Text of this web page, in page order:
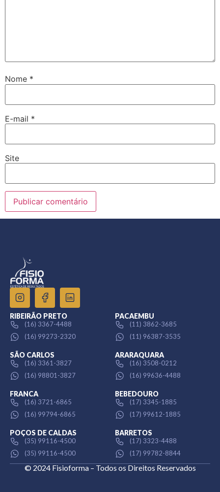
Nome *
E-mail *
Site
RIBEIRÃO PRETO
(16) 3367-4488
(16) 99273-2320
PACAEMBU
(11) 3862-3685
(11) 96387-3535
SÃO CARLOS
(16) 3361-3827
(16) 98801-3827
ARARAQUARA
(16) 3508-0212
(16) 99636-4488
FRANCA
(16) 3721-6865
(16) 99794-6865
BEBEDOURO
(17) 3345-1885
(17) 99612-1885
POÇOS DE CALDAS
(35) 99116-4500
(35) 99116-4500
BARRETOS
(17) 3323-4488
(17) 99782-8844
© 2024 Fisioforma – Todos os Direitos Reservados